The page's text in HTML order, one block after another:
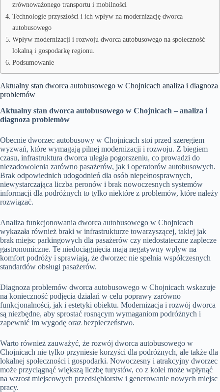
zrównoważonego transportu i mobilności
Technologie przyszłości i ich wpływ na modernizację dworca
autobusowego
Wpływ modernizacji i rozwoju dworca autobusowego na społeczność
lokalną i gospodarkę regionu.
Podsumowanie
Aktualny stan dworca autobusowego w Chojnicach analiza i diagnoza
problemów
Aktualny stan dworca autobusowego w Chojnicach – analiza i
diagnoza problemów
Obecnie dworzec autobusowy w Chojnicach stoi przed szeregiem
wyzwań, które wymagają pilnej modernizacji i rozwoju. Z biegiem
czasu, infrastruktura dworca uległa pogorszeniu, co prowadzi do
niezadowolenia zarówno pasażerów, jak i operatorów autobusowych.
Brak odpowiednich udogodnień dla osób niepełnosprawnych,
niewystarczająca liczba peronów i brak nowoczesnych systemów
informacji dla podróżnych to tylko niektóre z problemów, które należy
rozwiązać.
Analiza funkcjonowania dworca autobusowego w Chojnicach
wykazała również braki w infrastrukturze towarzyszącej, takiej jak
brak miejsc parkingowych dla pasażerów czy niedostateczne zaplecze
gastronomiczne. Te niedociągnięcia mają negatywny wpływ na
komfort podróży i sprawiają, że dworzec nie spełnia współczesnych
standardów obsługi pasażerów.
Diagnoza problemów dworca autobusowego w Chojnicach wskazuje
na konieczność podjęcia działań w celu poprawy zarówno
funkcjonalności, jak i estetyki obiektu. Modernizacja i rozwój dworca
są niezbędne, aby sprostać rosnącym wymaganiom podróżnych i
zapewnić im wygodę oraz bezpieczeństwo.
Warto również zauważyć, że rozwój dworca autobusowego w
Chojnicach nie tylko przyniesie korzyści dla podróżnych, ale także dla
lokalnej społeczności i gospodarki. Nowoczesny i atrakcyjny dworzec
może przyciągnąć większą liczbę turystów, co z kolei może wpłynąć
na wzrost miejscowych przedsiębiorstw i generowanie nowych miejsc
pracy.